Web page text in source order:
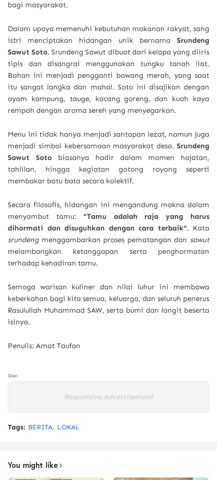
bagi masyarakat.
Dalam upaya memenuhi kebutuhan makanan rakyat, sang
istri menciptakan hidangan unik bernama Srundeng
Sawut Soto. Srundeng Sawut dibuat dari kelapa yang diiris
tipis dan disangrai menggunakan tungku tanah liat.
Bahan ini menjadi pengganti bawang merah, yang saat
itu sangat langka dan mahal. Soto ini disajikan dengan
ayam kampung, tauge, kacang goreng, dan kuah kaya
rempah dengan aroma sereh yang menyegarkan.
Menu ini tidak hanya menjadi santapan lezat, namun juga
menjadi simbol kebersamaan masyarakat desa. Srundeng
Sawut Soto biasanya hadir dalam momen hajatan,
tahlilan, hingga kegiatan gotong royong seperti
membakar batu bata secara kolektif.
Secara filosofis, hidangan ini mengandung makna dalam
menyambut tamu: "Tamu adalah raja yang harus
dihormati dan disuguhkan dengan cara terbaik". Kata
srundengmenggambarkan proses pematangan dan sawut
melambangkan ketanggapan serta penghormatan
terhadap kehadiran tamu.
Semoga warisan kuliner dan nilai luhur ini membawa
keberkahan bagi kita semua, keluarga, dan seluruh penerus
Rasulullah Muhammad SAW, serta bumi dan langit beserta
isinya.
Penulis: Amat Taufan
Iklan
Responsive Advertisement
Tags: BERITA LOKAL
You might like